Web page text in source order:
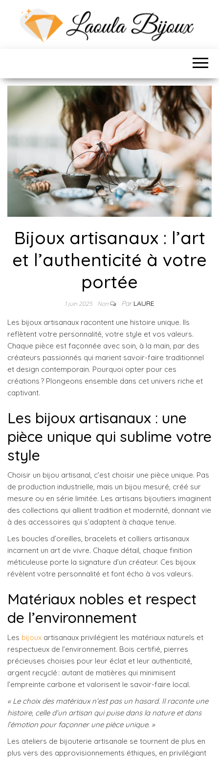
LES BIJOUX DE
LOLA
Bijoux artisanaux : l’art
et l’authenticité à votre
portée
1 juin 2025 Non ParLAURE
Les bijoux artisanaux racontent une histoire unique. Ils
reflètent votre personnalité, votre style et vos valeurs.
Chaque pièce est façonnée avec soin, à la main, par des
créateurs passionnés qui marient savoir-faire traditionnel
et design contemporain. Pourquoi opter pour ces
créations ? Plongeons ensemble dans cet univers riche et
captivant.
Les bijoux artisanaux : une
pièce unique qui sublime votre
style
Choisir un bijou artisanal, c’est choisir une pièce unique. Pas
de production industrielle, mais un bijou mesuré, créé sur
mesure ou en série limitée. Les artisans bijoutiers imaginent
des collections qui allient tradition et modernité, donnant vie
à des accessoires qui s’adaptent à chaque tenue.
Les boucles d’oreilles, bracelets et colliers artisanaux
incarnent un art de vivre. Chaque détail, chaque finition
méticuleuse porte la signature d’un créateur. Ces bijoux
révèlent votre personnalité et font écho à vos valeurs.
Matériaux nobles et respect
de l’environnement
Les bijoux artisanaux privilégient les matériaux naturels et
respectueux de l’environnement. Bois certifié, pierres
précieuses choisies pour leur éclat et leur authenticité,
argent recyclé : autant de matières qui minimisent
l’empreinte carbone et valorisent le savoir-faire local.
« Le choix des matériaux n’est pas un hasard. Il raconte une
histoire, celle d’un artisan qui puise dans la nature et dans
l’émotion pour façonner une pièce unique. »
Les ateliers de bijouterie artisanale se tournent de plus en
plus vers des approvisionnements éthiques, en privilégiant